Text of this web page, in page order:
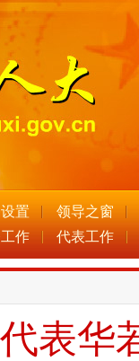
置
领导之窗
作 代表工作
表华